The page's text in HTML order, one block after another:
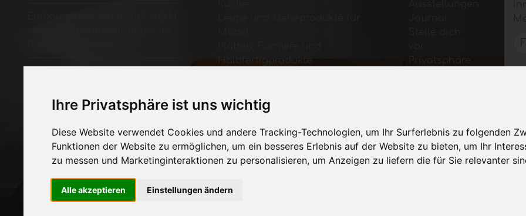
Ihre Privatsphäre ist uns wichtig
Diese Website verwendet Cookies und andere Tracking-Technologien, um Ihr Surferlebnis zu folgenden
Funktionen der Website zu ermöglichen, um ein besseres Erlebnis auf der Website zu bieten, um Ihr
zu messen und Marketinginteraktionen zu personalisieren, um Anzeigen zu liefern die für Sie relevanter
Alle akzeptieren Einstellungen ändern
Holzarten in zeitgenössischer
Lesart
Halbfertigprodukte
Systeme für Tische und
Technologische Materialien
Maschinen und Software für
die Möbelindustrie
Messen
Privatsphäre